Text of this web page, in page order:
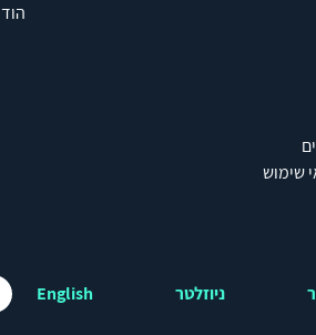
שימוש
ניוזלטר English